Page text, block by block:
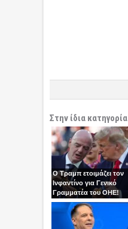
Στην ίδια κατηγορία
Ο Τραμπ ετοιμάζει τον
Ινφαντίνο για Γενικό
Γραμματέα του ΟΗΕ!